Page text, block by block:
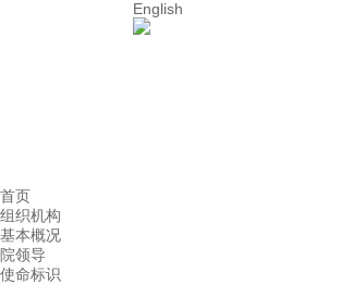
English
首页
组织机构
基本概况
院领导
使命标识